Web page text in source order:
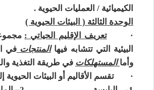
الكيميائية / العمليات الحيوية .
الوحدة الثالثة ( البيئات الحيوية )
·تعريف الإقليم الحياتي :
البيئية التي تتشابه فيهاالمنتجاتفي
وأما المستهلكات في طريقة التغذية
· تقسم الأقاليم أو البيئات